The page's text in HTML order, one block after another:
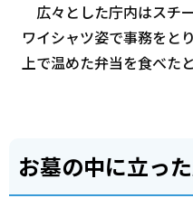
広々とした庁内はスチ
ワイシャツ姿で事務をと
上で温めた弁当を食べた
お墓の中に立っ